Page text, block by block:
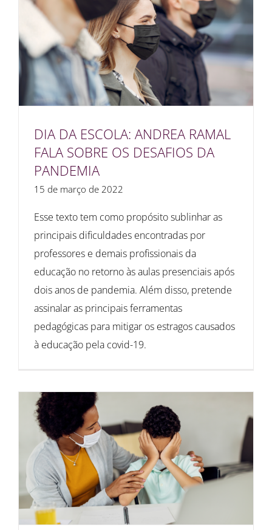
DIA DA ESCOLA: ANDREA RAMAL
FALA SOBRE OS DESAFIOS DA
PANDEMIA
15 de março de 2022
Esse texto tem como propósito sublinhar as
principais dificuldades encontradas por
professores e demais profissionais da
educação no retorno às aulas presenciais após
dois anos de pandemia. Além disso, pretende
assinalar as principais ferramentas
pedagógicas para mitigar os estragos causados
à educação pela covid-19.